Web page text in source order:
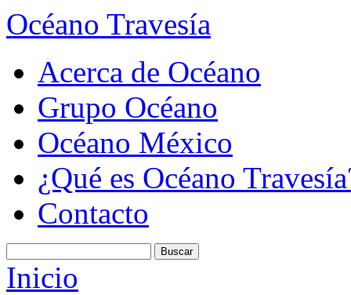
Océano Travesía
Acerca de Océano
Grupo Océano
Océano México
¿Qué es Océano
Contacto
Inicio